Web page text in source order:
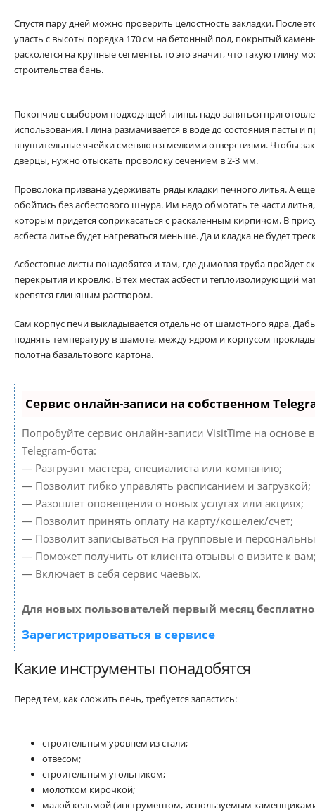
Спустя пару дней можно проверить целостность закладки. После
упасть с высоты порядка 170 см на бетонный пол, покрытый
расколется на крупные сегменты, то это значит, что такую глину
строительства бань.
Покончив с выбором подходящей глины, надо заняться
использования. Глина размачивается в воде до состояния пасты и
внушительные ячейки сменяются мелкими отверстиями. Чтобы
дверцы, нужно отыскать проволоку сечением в 2-3 мм.
Проволока призвана удерживать ряды кладки печного литья. А
обойтись без асбестового шнура. Им надо обмотать те части литья,
которым придется соприкасаться с раскаленным кирпичом. В
асбеста литье будет нагреваться меньше. Да и кладка не будет
Асбестовые листы понадобятся и там, где дымовая труба пройдет
перекрытия и кровлю. В тех местах асбест и теплоизолирующий
крепятся глиняным раствором.
Сам корпус печи выкладывается отдельно от шамотного ядра.
поднять температуру в шамоте, между ядром и корпусом
полотна базальтового картона.
Сервис онлайн-записи на собственном
Попробуйте сервис онлайн-записи VisitTime на основе
Telegram-бота:
— Разгрузит мастера, специалиста или компанию;
— Позволит гибко управлять расписанием и загрузкой;
— Разошлет оповещения о новых услугах или акциях;
— Позволит принять оплату на карту/кошелек/счет;
— Позволит записываться на групповые и
— Поможет получить от клиента отзывы о визите к
— Включает в себя сервис чаевых.
Для новых пользователей первый месяц
Зарегистрироваться в сервисе
Какие инструменты понадобятся
Перед тем, как сложить печь, требуется запастись:
строительным уровнем из стали;
отвесом;
строительным угольником;
молотком кирочкой;
малой кельмой (инструментом, используемым